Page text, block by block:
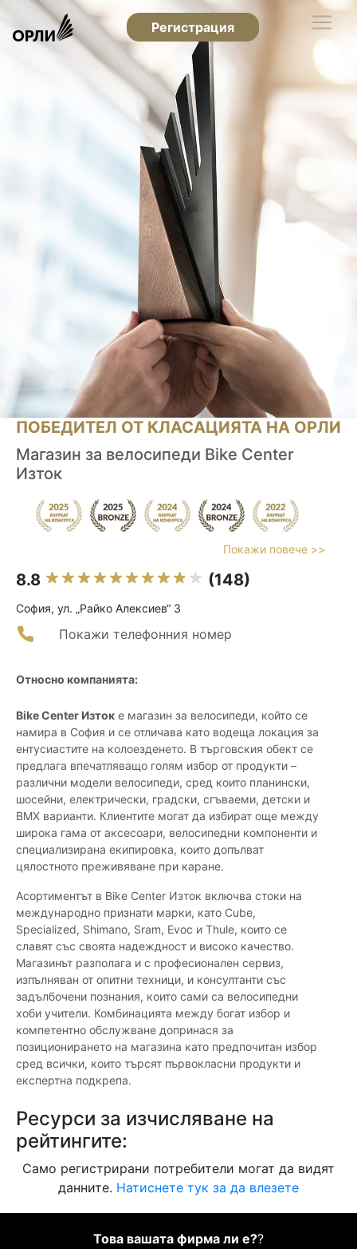
Регистрация
ПОБЕДИТЕЛ ОТ КЛАСАЦИЯТА НА ОРЛИ
Магазин за велосипеди Bike Center
Изток
Покажи повече >>
8.8 (148)
София, ул. „Райко Алексиев“ 3
Покажи телефонния номер
Относно компанията:
Bike Center Изток е магазин за велосипеди, който се
намира в София и се отличава като водеща локация за
ентусиастите на колоезденето. В търговския обект се
предлага впечатляващо голям избор от продукти –
различни модели велосипеди, сред които планински,
шосейни, електрически, градски, сгъваеми, детски и
BMX варианти. Клиентите могат да избират още между
широка гама от аксесоари, велосипедни компоненти и
специализирана екипировка, които допълват
цялостното преживяване при каране.
Асортиментът в Bike Center Изток включва стоки на
международно признати марки, като Cube,
Specialized, Shimano, Sram, Evoc и Thule, които се
славят със своята надеждност и високо качество.
Магазинът разполага и с професионален сервиз,
изпълняван от опитни техници, и консултанти със
задълбочени познания, които сами са велосипедни
хоби учители. Комбинацията между богат избор и
компетентно обслужване допринася за
позиционирането на магазина като предпочитан избор
сред всички, които търсят първокласни продукти и
експертна подкрепа.
Ресурси за изчисляване на
рейтингите:
Само регистрирани потребители могат да видят
данните. Натиснете тук за да влезете
Това вашата фирма ли е??